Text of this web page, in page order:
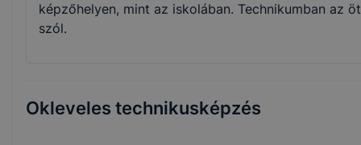
képzőhelyen, mint az iskolában. Technikumban az
szól.
Okleveles technikusképzés